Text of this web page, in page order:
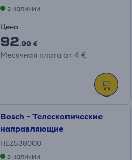
в наличии
Цена:
92.99 €
Месячная плата от 4 €
Bosch - Телескопические
направляющие
HEZ538000
в наличии